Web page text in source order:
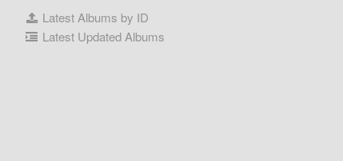
Latest Albums by ID
Latest Updated Albums